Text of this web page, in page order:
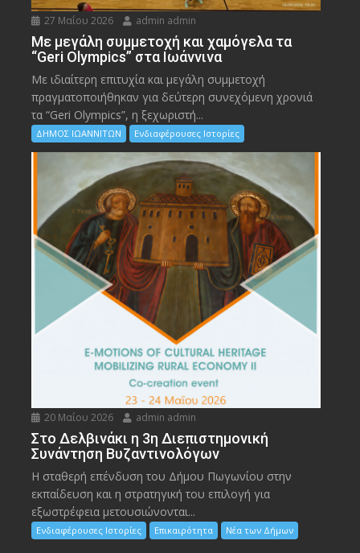
27 Μαΐου 2026 admin admin
Με μεγάλη συμμετοχή και χαμόγελα τα
“Geri Olympics” στα Ιωάννινα
Με ιδιαίτερη επιτυχία και μεγάλη συμμετοχή
πραγματοποιήθηκαν για δεύτερη συνεχόμενη χρονιά
τα “Geri Olympics”, η ξεχωριστή...
ΔΗΜΟΣ ΙΩΑΝΝΙΤΩΝ Ενδιαφέρουσες Ιστορίες
20 Μαΐου 2026 admin admin
Στο Δελβινάκι η 3η Διεπιστημονική
Συνάντηση Βυζαντινολόγων
Η σταθερή επένδυση του Δήμου Πωγωνίου στην
εκπαίδευση και η στρατηγική του επιλογή για
εξωστρέφεια μετουσιώνονται...
Ενδιαφέρουσες Ιστορίες Επικαιρότητα Νέα των Δήμων